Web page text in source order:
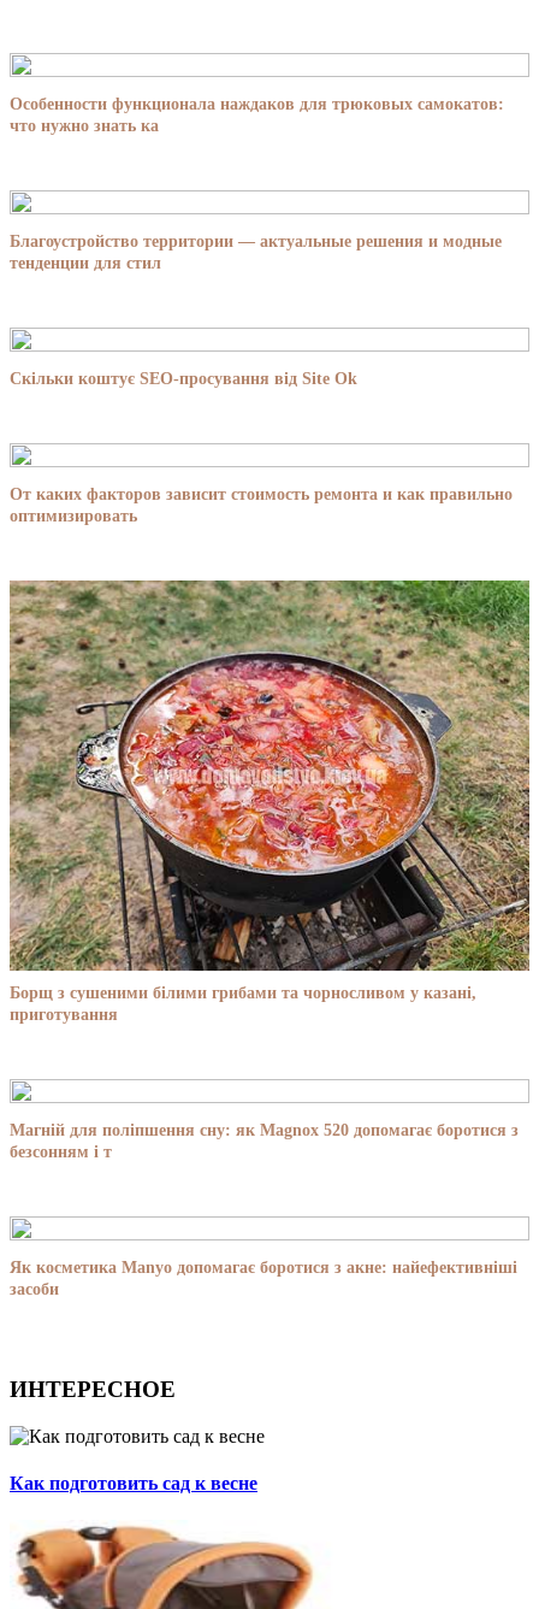
Особенности функционала наждаков для трюковых самокатов:
что нужно знать ка
Благоустройство территории — актуальные решения и модные
тенденции для стил
Скільки коштує SEO-просування від Site Ok
От каких факторов зависит стоимость ремонта и как правильно
оптимизировать
Борщ з сушеними білими грибами та чорносливом у казані,
приготування
Магній для поліпшення сну: як Magnox 520 допомагає боротися з
безсонням і т
Як косметика Manyo допомагає боротися з акне: найефективніші
засоби
ИНТЕРЕСНОЕ
Как подготовить сад к весне